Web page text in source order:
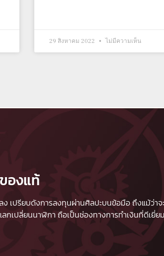
29 สิงหาคม 2022 ไม่มีความเห็น
องแท้
เปรียบดังการลงทุนผ่านศิลปะบนข้อมือ ถึงแม้ว่าจ
ลกเปลี่ยนนาฬิกา ถือเป็นช่องทางการทำเงินที่ดีเยี่ย